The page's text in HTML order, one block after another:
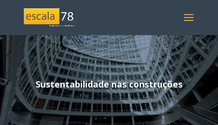
Sustentabilidade nas construções